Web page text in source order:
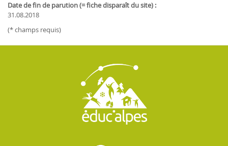
Date de fin de parution (= fiche disparaît du site) :
31.08.2018
(* champs requis)